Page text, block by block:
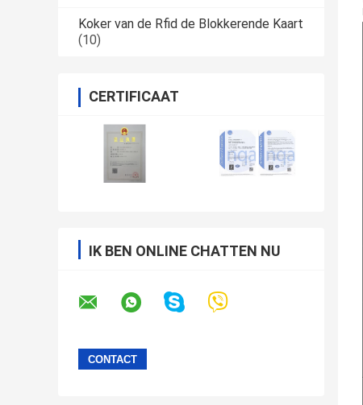
Koker van de Rfid de Blokkerende Kaart
(10)
CERTIFICAAT
IK BEN ONLINE CHATTEN NU